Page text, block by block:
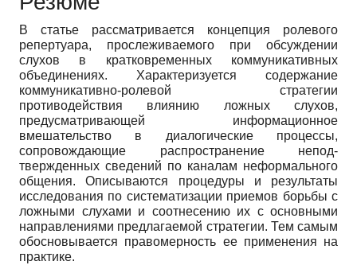
В статье рассматривается концепция ролевого
репертуара, прослеживаемого при обсуждении
слухов в кратковременных коммуникативных
объединениях. Характеризуется содержание
коммуникативно-ролевой стратегии
противодействия влиянию ложных слухов,
предусматривающей информационное
вмешательство в диалогические процессы,
сопровождающие распространение непод-
твержденных сведений по каналам неформального
общения. Описываются процедуры и результаты
исследования по систематизации приемов борьбы с
ложными слухами и соотнесению их с основными
направлениями предлагаемой стратегии. Тем самым
обосновывается правомерность ее применения на
практике.